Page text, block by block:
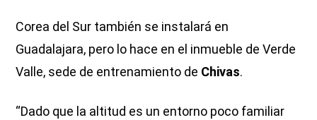
Corea del Sur también se instalará en
Guadalajara, pero lo hace en el inmueble de Verde
Valle, sede de entrenamiento de Chivas.
“Dado que la altitud es un entorno poco familiar